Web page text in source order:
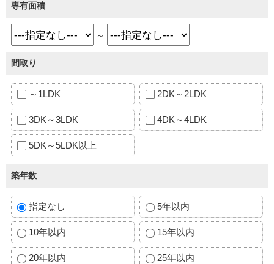
専有面積
～
間取り
～1LDK 2DK～2LDK
3DK～3LDK 4DK～4LDK
5DK～5LDK以上
築年数
指定なし 5年以内
10年以内 15年以内
20年以内 25年以内